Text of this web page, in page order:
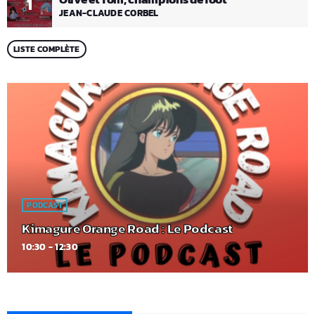
JEAN-CLAUDE CORBEL
LISTE COMPLÈTE
PODCAST
Kimagure Orange Road : Le Podcast
10:30 - 12:30